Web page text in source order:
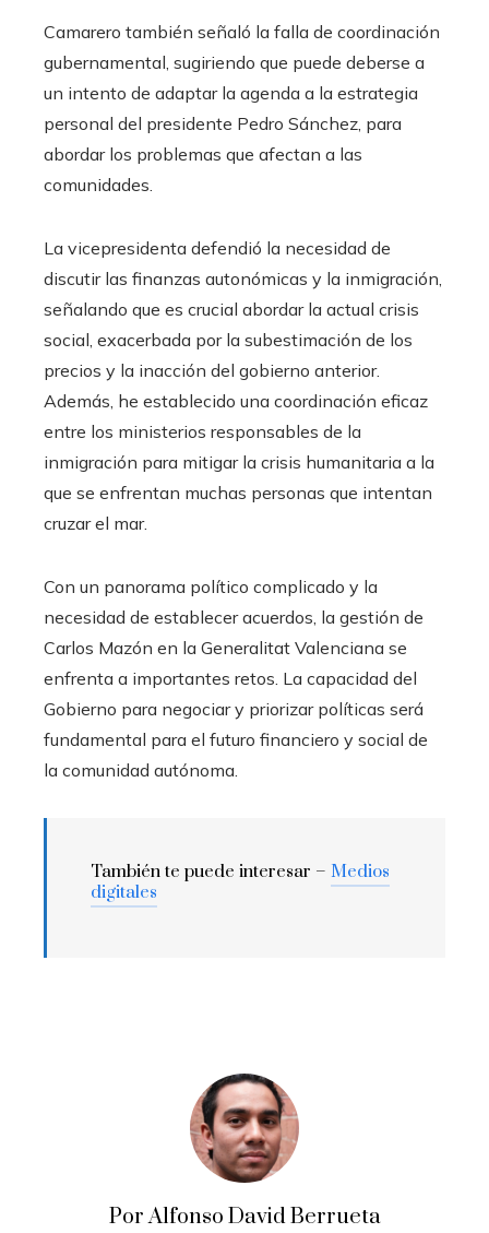
Camarero también señaló la falla de coordinación
gubernamental, sugiriendo que puede deberse a
un intento de adaptar la agenda a la estrategia
personal del presidente Pedro Sánchez, para
abordar los problemas que afectan a las
comunidades.
La vicepresidenta defendió la necesidad de
discutir las finanzas autonómicas y la inmigración,
señalando que es crucial abordar la actual crisis
social, exacerbada por la subestimación de los
precios y la inacción del gobierno anterior.
Además, he establecido una coordinación eficaz
entre los ministerios responsables de la
inmigración para mitigar la crisis humanitaria a la
que se enfrentan muchas personas que intentan
cruzar el mar.
Con un panorama político complicado y la
necesidad de establecer acuerdos, la gestión de
Carlos Mazón en la Generalitat Valenciana se
enfrenta a importantes retos. La capacidad del
Gobierno para negociar y priorizar políticas será
fundamental para el futuro financiero y social de
la comunidad autónoma.
También te puede interesar – Medios
digitales
Por Alfonso David Berrueta